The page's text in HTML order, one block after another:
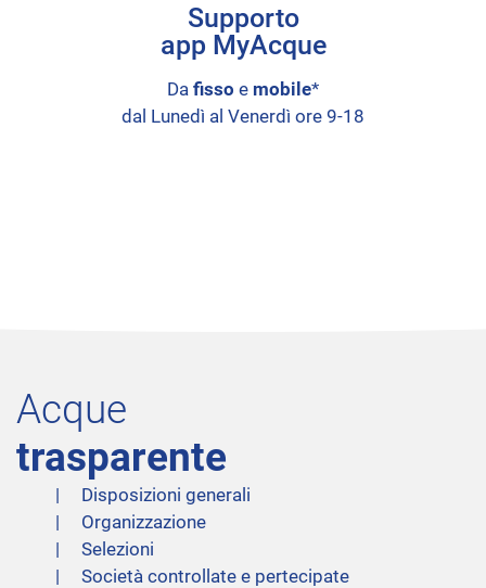
Supporto
app MyAcque
Da fisso e mobile*
dal Lunedì al Venerdì ore 9-18
Acque
trasparente
Disposizioni generali
Organizzazione
Selezioni
Società controllate e pertecipate